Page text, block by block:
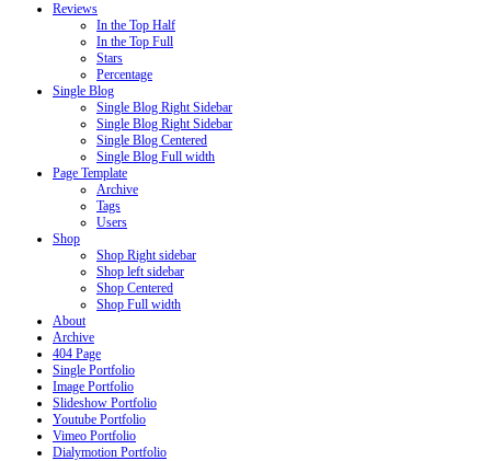
Reviews
In the Top Half
In the Top Full
Stars
Percentage
Single Blog
Single Blog Right Sidebar
Single Blog Right Sidebar
Single Blog Centered
Single Blog Full width
Page Template
Archive
Tags
Users
Shop
Shop Right sidebar
Shop left sidebar
Shop Centered
Shop Full width
About
Archive
404 Page
Single Portfolio
Image Portfolio
Slideshow Portfolio
Youtube Portfolio
Vimeo Portfolio
Dialymotion Portfolio